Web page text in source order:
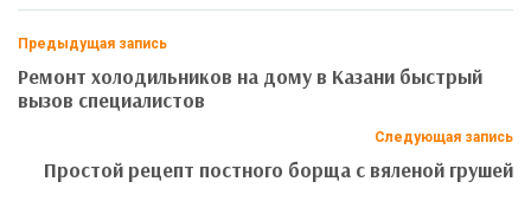
Предыдущая запись
Ремонт холодильников на дому в Казани быстрый
вызов специалистов
Следующая запись
Простой рецепт постного борща с вяленой грушей